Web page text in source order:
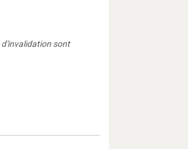
d'invalidation sont